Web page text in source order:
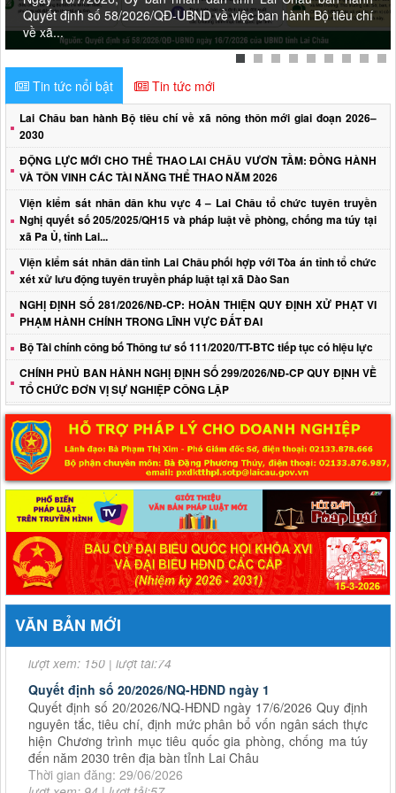
Quyết định số 58/2026/QĐ-UBND về việc ban hành Bộ tiêu chí
về xã...
Tin tức nổi bật Tin tức mới
Lai Châu ban hành Bộ tiêu chí về xã nông thôn mới giai đoạn 2026–
2030
ĐỘNG LỰC MỚI CHO THỂ THAO LAI CHÂU VƯƠN TẦM: ĐỒNG HÀNH
VÀ TÔN VINH CÁC TÀI NĂNG THỂ THAO NĂM 2026
Viện kiểm sát nhân dân khu vực 4 – Lai Châu tổ chức tuyên truyền
Nghị quyết số 205/2025/QH15 và pháp luật về phòng, chống ma túy tại
xã Pa Ủ, tỉnh Lai...
Viện kiểm sát nhân dân tỉnh Lai Châu phối hợp với Tòa án tỉnh tổ chức
xét xử lưu động tuyên truyền pháp luật tại xã Dào San
NGHỊ ĐỊNH SỐ 281/2026/NĐ-CP: HOÀN THIỆN QUY ĐỊNH XỬ PHẠT VI
PHẠM HÀNH CHÍNH TRONG LĨNH VỰC ĐẤT ĐAI
Bộ Tài chính công bố Thông tư số 111/2020/TT-BTC tiếp tục có hiệu lực
CHÍNH PHỦ BAN HÀNH NGHỊ ĐỊNH SỐ 299/2026/NĐ-CP QUY ĐỊNH VỀ
TỔ CHỨC ĐƠN VỊ SỰ NGHIỆP CÔNG LẬP
Bộ Tài chính ban hành Thông tư số 98/2026/TT-BTC về Quy chế mẫu
kiểm toán nội bộ
VĂN BẢN MỚI
Quyết định số 44/2026/QĐ-UBND
ngày 17/6/2026 Quy định trình tự, thủ tục hành chính về đất
đai trên địa bàn tỉnh Lai Châu
Thời gian đăng: 24/06/2026
lượt xem: 150 | lượt tải:74
Quyết định số 20/2026/NQ-HĐND ngày 1
Quyết định số 20/2026/NQ-HĐND ngày 17/6/2026 Quy định
nguyên tắc, tiêu chí, định mức phân bổ vốn ngân sách thực
hiện Chương trình mục tiêu quốc gia phòng, chống ma túy
đến năm 2030 trên địa bàn tỉnh Lai Châu
Thời gian đăng: 29/06/2026
lượt xem: 94 | lượt tải:57
Nghị quyết số 14/2026/NQ-HĐND